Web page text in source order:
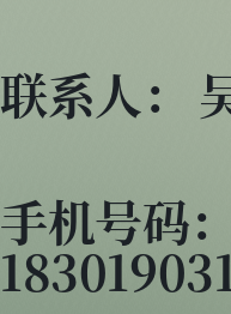
联系人：
手机号码：